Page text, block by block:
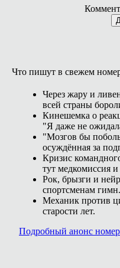
Что пишут в свежем
Через жару и
всей страны
Кинешемка о
"Я даже не
"Мозгов бы
осуждённая за
Кризис
тут медкомиссия
Рок, брызги и
спортсменам гимн.
Механик против
старости лет.
Подробный анонс